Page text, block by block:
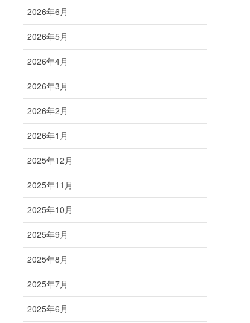
2026年6月
2026年5月
2026年4月
2026年3月
2026年2月
2026年1月
2025年12月
2025年11月
2025年10月
2025年9月
2025年8月
2025年7月
2025年6月